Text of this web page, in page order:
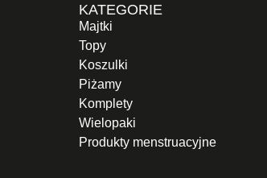
KATEGORIE
Majtki
Topy
Koszulki
Piżamy
Komplety
Wielopaki
Produkty menstruacyjne